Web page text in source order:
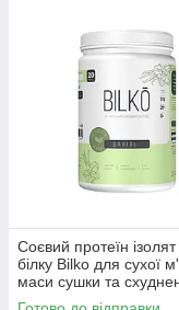
Соєвий протеїн
білку Bilko для сухої
маси сушки та